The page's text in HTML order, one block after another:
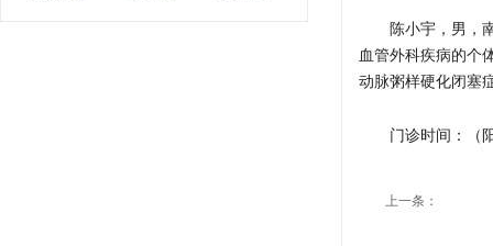
陈小宇，男，
血管外科疾病的个
动脉粥样硬化闭塞
门诊时间：（
上一条：